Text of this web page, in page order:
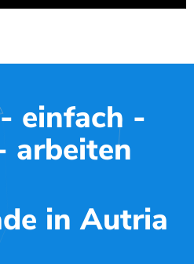
einfach -
arbeiten
in Autria